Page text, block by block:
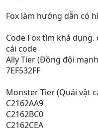
Fox làm hướng dẫn có
Code Fox tìm khả
cái code
Ally Tier (Đồng đội
7EF532FF
Monster Tier (Quái vật
C2162AA9
C2162BC0
C2162CEA